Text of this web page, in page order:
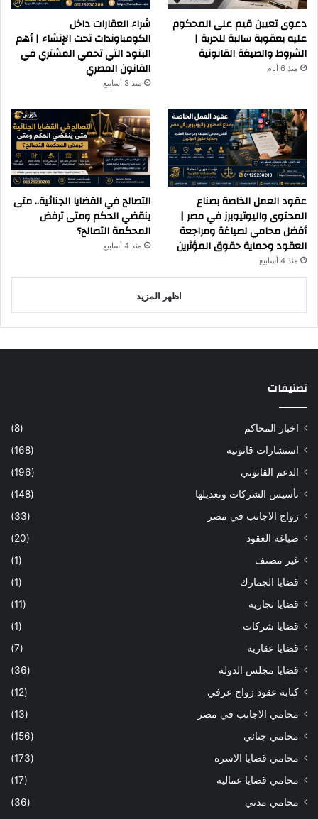
دعوى تعيين قيم على المحكوم
عليه بعقوبة سالبة للحرية |
الشروط والصيغة القانونية
منذ 6 أيام
شراء العقارات داخل
الكومباوندات تحت الإنشاء | أهم
البنود التي تحمي المشتري في
القانون المصري
منذ 3 أسابيع
عقود العمل الخاصة بصناع
المحتوى واليوتيوبرز في مصر |
أفضل محامي لصياغة ومراجعة
العقود وحماية حقوق المؤثرين
منذ 4 أسابيع
التصالح في القضايا الجنائية.. متى
ينقضي الحكم ومتى ترفض
المحكمة التصالح؟
منذ 4 أسابيع
اظهر المزيد
تصنيفات
اخبار المحاكم
(8)
استشارات قانونيه
(168)
الدعم القانوني
(196)
تأسيس الشركات وتعديلها
(148)
زواج الاجانب في مصر
(33)
صياغة العقود
(20)
غير مصنف
(1)
قضايا الجمارك
(1)
قضايا تجاريه
(11)
قضايا شركات
(1)
قضايا عقاريه
(7)
قضايا مجلس الدوله
(36)
كتابة عقود زواج عرفي
(12)
محامي الاجانب في مصر
(13)
محامي جنائي
(156)
محامي قضايا الاسره
(173)
محامي قضايا عماليه
(17)
محامي مدني
(36)